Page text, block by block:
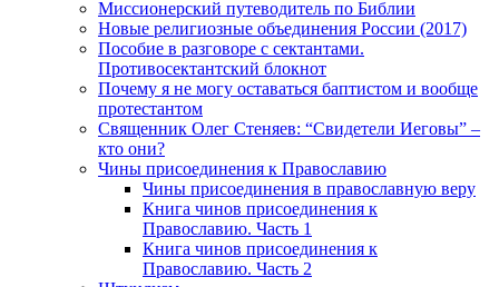
Миссионерский путеводитель по Библии
Новые религиозные объединения России (2017)
Пособие в разговоре с сектантами.
Противосектантский блокнот
Почему я не могу оставаться баптистом и вообще
протестантом
Священник Олег Стеняев: “Свидетели Иеговы” –
кто они?
Чины присоединения к Православию
Чины присоединения в православную веру
Книга чинов присоединения к
Православию. Часть 1
Книга чинов присоединения к
Православию. Часть 2